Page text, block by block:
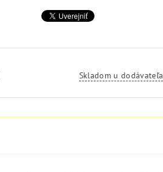
Skladom u dodávateľa